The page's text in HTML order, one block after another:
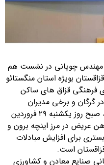
مهندس چوپانی در نشست هم
بویژه استان منگستائو
فرهنگی قزاق های ساکن
گرگان و برخی مدیران
دستگاه های اجرایی استان گلستان، صبح روز یکشنبه ۲۹ فروردین
عریض در مرز اینچه برون و
برای افزایش مبادلات
است.
صنایع معادن و کشاورزی